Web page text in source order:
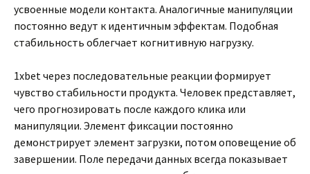
усвоенные модели контакта. Аналогичные манипуляции
постоянно ведут к идентичным эффектам. Подобная
стабильность облегчает когнитивную нагрузку.
1xbet через последовательные реакции формирует
чувство стабильности продукта. Человек представляет,
чего прогнозировать после каждого клика или
манипуляции. Элемент фиксации постоянно
демонстрирует элемент загрузки, потом оповещение об
завершении. Поле передачи данных всегда показывает